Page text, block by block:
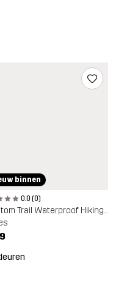
binnen
0.0 (0)
Phantom Trail Waterproof Hiking Shoe